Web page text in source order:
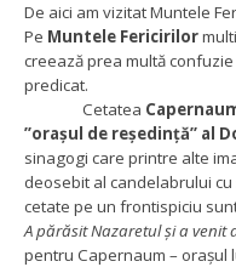
De aici am vizitat Muntele
Pe Muntele Fericirilor
creează prea multă
predicat.
Cetatea
”orașul de reședință” al
sinagogi care printre alte
deosebit al candelabrului
cetate pe un frontispiciu
A părăsit Nazaretul şi a
pentru Capernaum – orașul